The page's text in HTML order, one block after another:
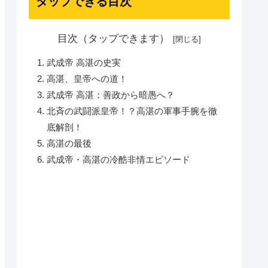
目次（タップできます）
武成帝 高湛の史実
高湛、皇帝への道！
武成帝 高湛：善政から暗愚へ？
北斉の武闘派皇帝！？高湛の軍事手腕を徹
底解剖！
高湛の最後
武成帝・高湛の冷酷非情エピソード